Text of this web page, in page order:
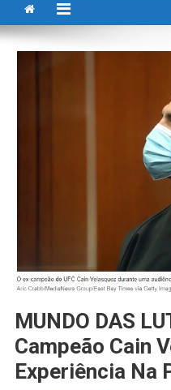
MUNDO DAS
Campeão Cain
Experiência Na